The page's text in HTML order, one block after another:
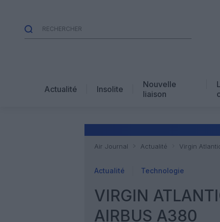
Actualité Insolite
Nouvelle
liaison
Air Journal Actualité Virgin
Actualité Technologie
VIRGIN
AIRBUS A380